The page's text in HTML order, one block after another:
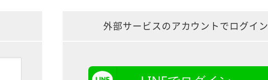
外部サービスのアカウントでログイン